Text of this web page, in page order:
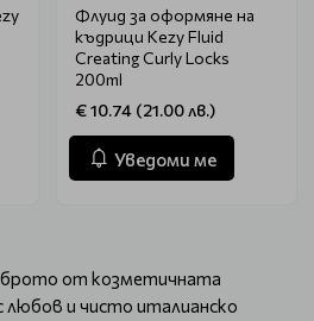
Флуид за оформяне на
къдрици Kezy Fluid
Creating Curly Locks
200ml
€ 10.74 (21.00 лв.)
Уведоми ме
от козметичната
любов и чисто италианско